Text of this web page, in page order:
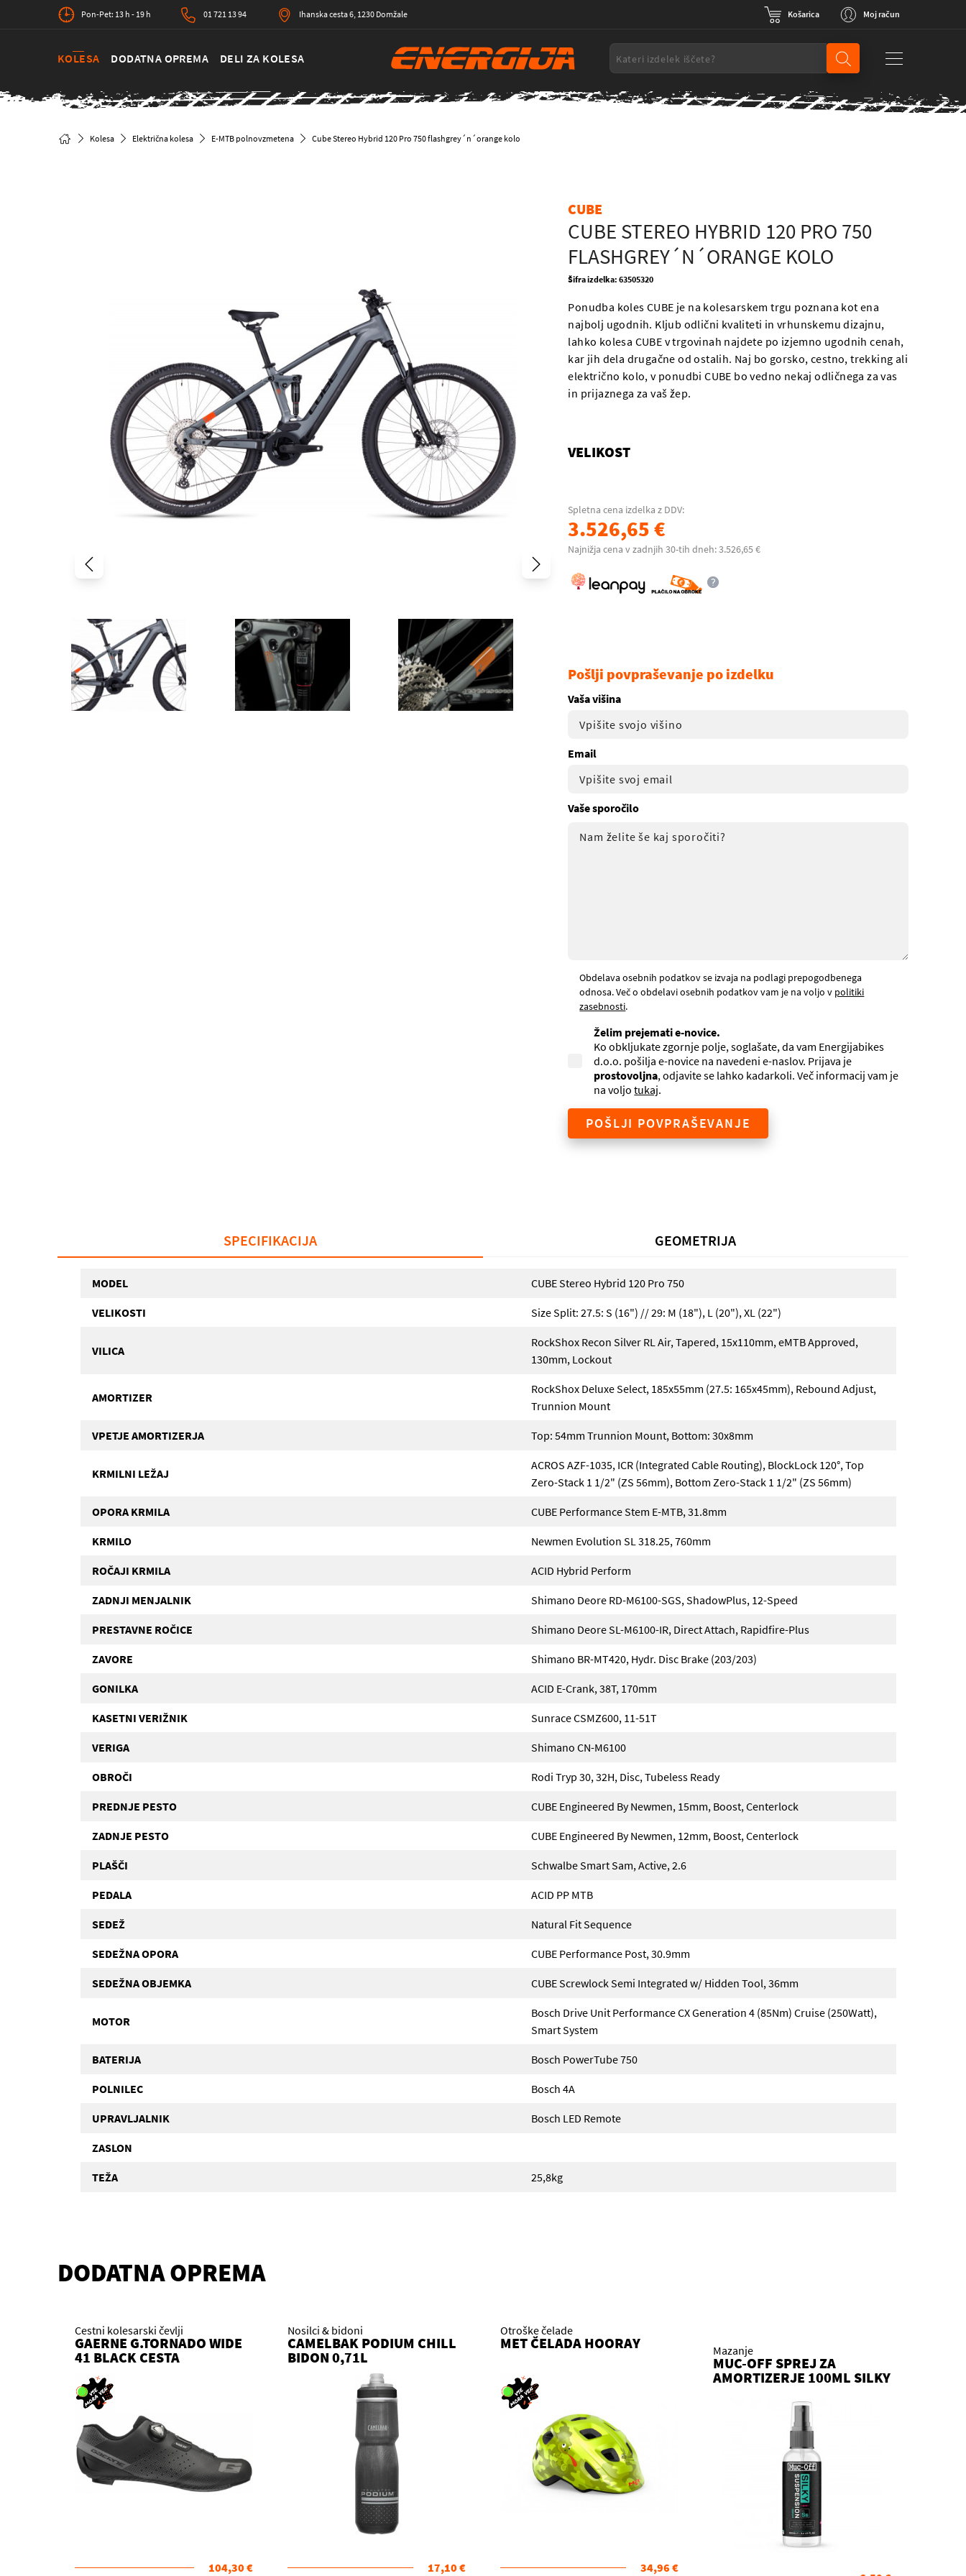
Pon-Pet: 13 h - 19 h 01 721 13 94 Ihanska cesta 6, 1230 Domžale Košarica Moj račun
KOLESA DODATNA OPREMA DELI ZA KOLESA
Kolesa Električna kolesa E-MTB polnovzmetena Cube Stereo Hybrid 120 Pro 750 flashgrey´n´orange kolo
CUBE
CUBE STEREO HYBRID 120 PRO 750
FLASHGREY´N´ORANGE KOLO
Šifra izdelka: 63505320
Ponudba koles CUBE je na kolesarskem trgu poznana kot ena
najbolj ugodnih. Kljub odlični kvaliteti in vrhunskemu dizajnu,
lahko kolesa CUBE v trgovinah najdete po izjemno ugodnih cenah,
kar jih dela drugačne od ostalih. Naj bo gorsko, cestno, trekking ali
električno kolo, v ponudbi CUBE bo vedno nekaj odličnega za vas
in prijaznega za vaš žep.
VELIKOST
Spletna cena izdelka z DDV:
3.526,65 €
Najnižja cena v zadnjih 30-tih dneh: 3.526,65 €
Pošlji povpraševanje po izdelku
Vaša višina
Email
Vaše sporočilo
Obdelava osebnih podatkov se izvaja na podlagi prepogodbenega
odnosa. Več o obdelavi osebnih podatkov vam je na voljo v politiki
zasebnosti.
Želim prejemati e-novice.
Ko obkljukate zgornje polje, soglašate, da vam Energijabikes
d.o.o. pošilja e-novice na navedeni e-naslov. Prijava je
prostovoljna, odjavite se lahko kadarkoli. Več informacij vam je
na voljotukaj.
POŠLJI POVPRAŠEVANJE
SPECIFIKACIJA GEOMETRIJA
MODEL CUBE Stereo Hybrid 120 Pro 750
VELIKOSTI Size Split: 27.5: S (16") // 29: M (18"), L (20"), XL (22")
VILICA
RockShox Recon Silver RL Air, Tapered, 15x110mm, eMTB Approved,
130mm, Lockout
AMORTIZER
RockShox Deluxe Select, 185x55mm (27.5: 165x45mm), Rebound Adjust,
Trunnion Mount
VPETJE AMORTIZERJA Top: 54mm Trunnion Mount, Bottom: 30x8mm
KRMILNI LEŽAJ
ACROS AZF-1035, ICR (Integrated Cable Routing), BlockLock 120°, Top
Zero-Stack 1 1/2" (ZS 56mm), Bottom Zero-Stack 1 1/2" (ZS 56mm)
OPORA KRMILA CUBE Performance Stem E-MTB, 31.8mm
KRMILO Newmen Evolution SL 318.25, 760mm
ROČAJI KRMILA ACID Hybrid Perform
ZADNJI MENJALNIK Shimano Deore RD-M6100-SGS, ShadowPlus, 12-Speed
PRESTAVNE ROČICE Shimano Deore SL-M6100-IR, Direct Attach, Rapidfire-Plus
ZAVORE Shimano BR-MT420, Hydr. Disc Brake (203/203)
GONILKA ACID E-Crank, 38T, 170mm
KASETNI VERIŽNIK Sunrace CSMZ600, 11-51T
VERIGA Shimano CN-M6100
OBROČI Rodi Tryp 30, 32H, Disc, Tubeless Ready
PREDNJE PESTO CUBE Engineered By Newmen, 15mm, Boost, Centerlock
ZADNJE PESTO CUBE Engineered By Newmen, 12mm, Boost, Centerlock
PLAŠČI Schwalbe Smart Sam, Active, 2.6
PEDALA ACID PP MTB
SEDEŽ Natural Fit Sequence
SEDEŽNA OPORA CUBE Performance Post, 30.9mm
SEDEŽNA OBJEMKA CUBE Screwlock Semi Integrated w/ Hidden Tool, 36mm
MOTOR
Bosch Drive Unit Performance CX Generation 4 (85Nm) Cruise (250Watt),
Smart System
BATERIJA Bosch PowerTube 750
POLNILEC Bosch 4A
UPRAVLJALNIK Bosch LED Remote
ZASLON
TEŽA 25,8kg
DODATNA OPREMA
Cestni kolesarski čevlji
GAERNE G.TORNADO WIDE
41 BLACK CESTA
104,30 €
Nosilci & bidoni
CAMELBAK PODIUM CHILL
BIDON 0,71L
17,10 €
Otroške čelade
MET ČELADA HOORAY
34,96 €
Mazanje
MUC-OFF SPREJ ZA
AMORTIZERJE 100ML SILKY